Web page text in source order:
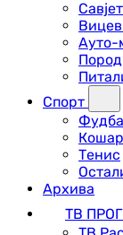
Ауто-
Спорт
Тенис
Архива
ТВ